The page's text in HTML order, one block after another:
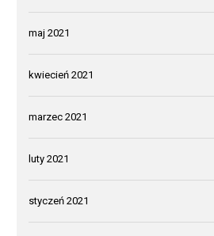
maj 2021
kwiecień 2021
marzec 2021
luty 2021
styczeń 2021